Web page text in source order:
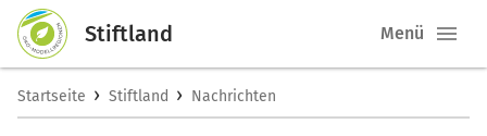
Stiftland Menü
Startseite › Stiftland › Nachrichten